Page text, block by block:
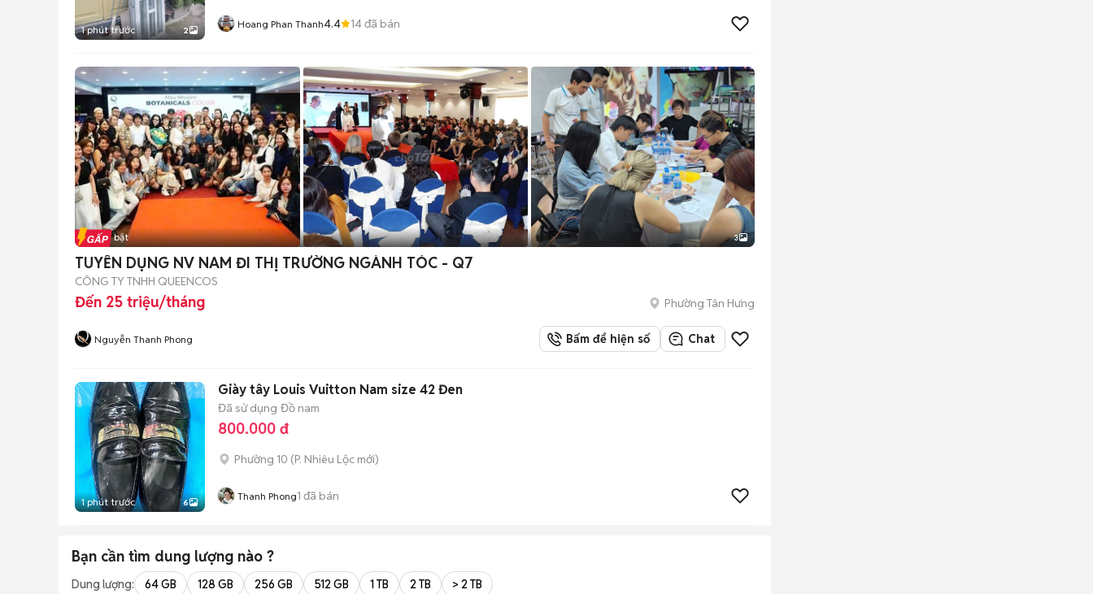
1 phút trước 2 Hoang Phan Thanh4.4 14đã bán
Tin nổi bật 3
TUYỂN DỤNG NV NAM ĐI THỊ TRƯỜNG NGÀNH TÓC - Q7
CÔNG TY TNHH QUEENCOS
Đến 25 triệu/tháng Phường Tân Hưng
Nguyễn Thanh Phong Bấm để hiện số Chat
1 phút trước 6
Giày tây Louis Vuitton Nam size 42 Đen
Đã sử dụng Đồ nam
800.000 đ
Phường 10 (P. Nhiêu Lộc mới)
Thanh Phong1 đã bán
Bạn cần tìm dung lượng nào ?
Dung lượng: 64 GB 128 GB 256 GB 512 GB 1 TB 2 TB > 2 TB